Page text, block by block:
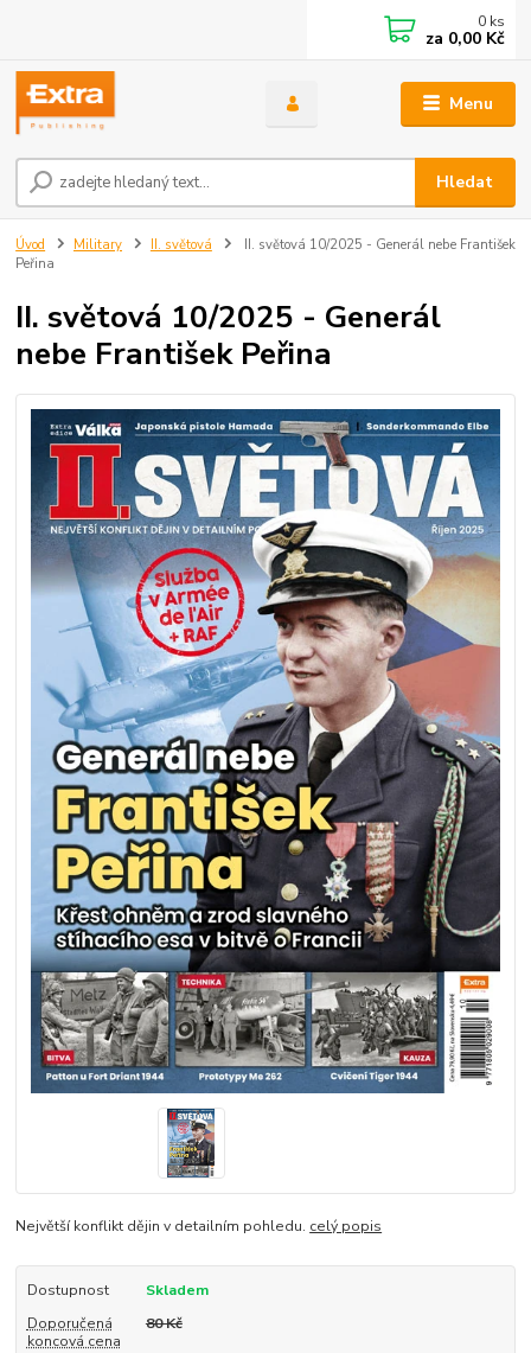
Menu
Hledat
0 ks
za 0,00 Kč
Úvod Military II. světová
II. světová 10/2025 - Generál nebe František
Peřina
II. světová 10/2025 - Generál
nebe František Peřina
Největší konflikt dějin v detailním pohledu. celý popis
Dostupnost
Skladem
Doporučená
koncová cena
80 Kč